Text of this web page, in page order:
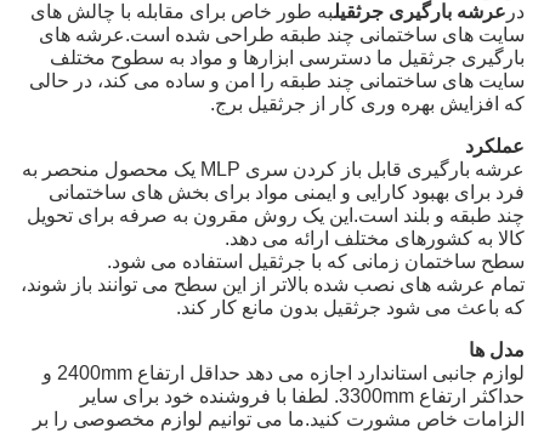
درعرشه بارگیری جرثقیلبه طور خاص برای مقابله با چالش های
سایت های ساختمانی چند طبقه طراحی شده است.عرشه های
بارگیری جرثقیل ما دسترسی ابزارها و مواد به سطوح مختلف
سایت های ساختمانی چند طبقه را امن و ساده می کند، در حالی
که افزایش بهره وری کار از جرثقیل برج.
عملکرد
عرشه بارگیری قابل باز کردن سری MLP یک محصول منحصر به
فرد برای بهبود کارایی و ایمنی مواد برای بخش های ساختمانی
چند طبقه و بلند است.این یک روش مقرون به صرفه برای تحویل
کالا به کشورهای مختلف ارائه می دهد.
سطح ساختمان زمانی که با جرثقیل استفاده می شود.
تمام عرشه های نصب شده بالاتر از این سطح می توانند باز شوند،
که باعث می شود جرثقیل بدون مانع کار کند.
مدل ها
لوازم جانبی استاندارد اجازه می دهد حداقل ارتفاع 2400mm و
حداکثر ارتفاع 3300mm. لطفا با فروشنده خود برای سایر
الزامات خاص مشورت کنید.ما می توانیم لوازم مخصوصی را بر